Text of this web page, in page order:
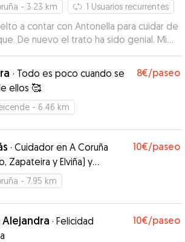
- 3.23 km 1 Usuarios recurrentes
a contar con Antonella para cuidar de
De nuevo el trato ha sido genial. Mi
adora. Super recomendable”
· Todo es poco cuando se
ellos 🥰
8€/paseo
- 6.46 km
· Cuidador en A Coruña
Zapateira y Elviña) y
Noia y Outes
10€/paseo
- 7.95 km
Alejandra · Felicidad
10€/paseo